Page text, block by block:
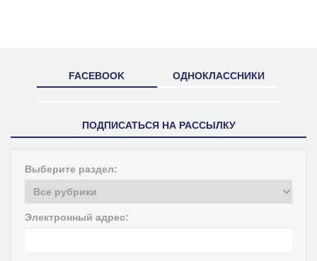
FACEBOOK ОДНОКЛАССНИКИ
ПОДПИСАТЬСЯ НА РАССЫЛКУ
Выберите раздел:
Электронный адрес: